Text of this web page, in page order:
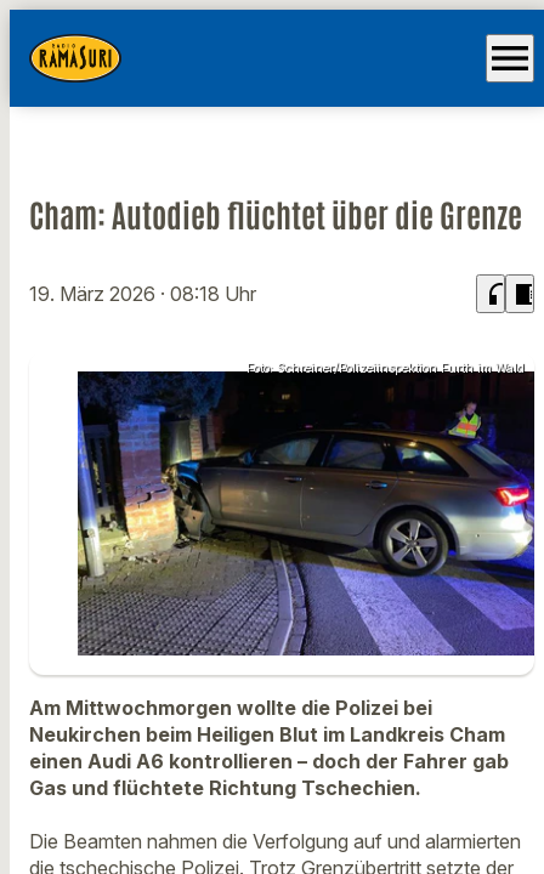
menu
Cham: Autodieb flüchtet über die Grenze
19. März 2026 · 08:18 Uhr headphones chrome_reader_mode
Foto: Schreiner/Polizeiinspektion Furth im Wald
Am Mittwochmorgen wollte die Polizei bei
Neukirchen beim Heiligen Blut im Landkreis Cham
einen Audi A6 kontrollieren – doch der Fahrer gab
Gas und flüchtete Richtung Tschechien.
Die Beamten nahmen die Verfolgung auf und alarmierten
die tschechische Polizei. Trotz Grenzübertritt setzte der